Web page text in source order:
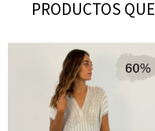
PRODUCTOS